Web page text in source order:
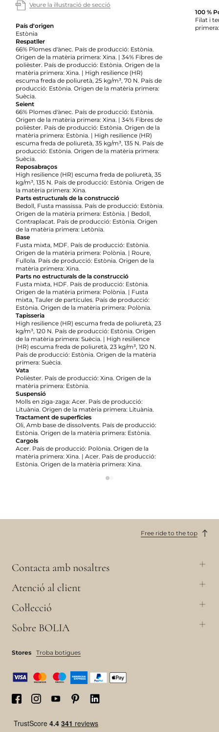
Veure la il·lustració de secció
País d'origen
Estònia
Respatller
66% Plomes d'ànec. País de producció: Estònia.
Origen de la matèria primera: Xina. | 34% Fibres de
polièster. País de producció: Estònia. Origen de la
matèria primera: Xina. | High resilience (HR)
escuma freda de poliuretà, 25 kg/m³, 70 N. País de
producció: Estònia. Origen de la matèria primera:
Suècia.
Seient
66% Plomes d'ànec. País de producció: Estònia.
Origen de la matèria primera: Xina. | 34% Fibres de
polièster. País de producció: Estònia. Origen de la
matèria primera: Estònia. | High resilience (HR)
escuma freda de poliuretà, 35 kg/m³, 135 N. País de
producció: Estònia. Origen de la matèria primera:
Suècia.
Reposabraços
High resilience (HR) escuma freda de poliuretà, 35
kg/m³, 135 N. País de producció: Estònia. Origen de
la matèria primera: Xina.
Parts estructurals de la construcció
Bedoll, Fusta massissa. País de producció: Estònia.
Origen de la matèria primera: Estònia. | Bedoll,
Contraplacat. País de producció: Estònia. Origen
de la matèria primera: Letònia.
Base
Fusta mixta, MDF. País de producció: Estònia.
Origen de la matèria primera: Polònia. | Roure,
Fullola. País de producció: Estònia. Origen de la
matèria primera: Xina.
Parts no estructurals de la construcció
Fusta mixta, HDF. País de producció: Estònia.
Origen de la matèria primera: Polònia. | Fusta
mixta, Tauler de partícules. País de producció:
Estònia. Origen de la matèria primera: Polònia.
Tapisseria
High resilience (HR) escuma freda de poliuretà, 23
kg/m³, 120 N. País de producció: Estònia. Origen
de la matèria primera: Suècia. | High resilience
(HR) escuma freda de poliuretà, 23 kg/m³, 120 N.
País de producció: Estònia. Origen de la matèria
primera: Suècia.
Vata
Polièster. País de producció: Xina. Origen de la
matèria primera: Estònia.
Suspensió
Molls en ziga-zaga: Acer. País de producció:
Lituània. Origen de la matèria primera: Lituània.
Tractament de superfícies
Oli, Amb base de dissolvents. País de producció:
Estònia. Origen de la matèria primera: Estònia.
Cargols
Acer. País de producció: Polònia. Origen de la
matèria primera: Xina. | Acer. País de producció:
Estònia. Origen de la matèria primera: Xina.
100 %
Filat i
Free ride to the top
Contacta amb nosaltres
Atenció al client
Col·lecció
Sobre BOLIA
Stores Troba botigues